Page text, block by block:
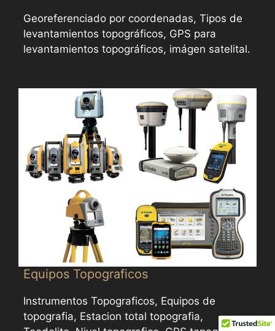
Georeferenciado por coordenadas, Tipos de
levantamientos topográficos, GPS para
levantamientos topográficos, imágen satelital.
Equipos Topograficos
Instrumentos Topograficos, Equipos de
topografia, Estacion total topografia,